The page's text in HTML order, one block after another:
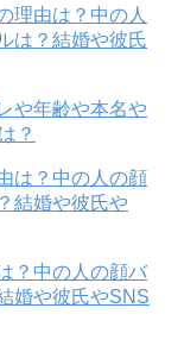
理由は？中の人
は？結婚や彼氏
や年齢や本名や
？
は？中の人の顔
結婚や彼氏や
？中の人の顔バ
婚や彼氏やSNS